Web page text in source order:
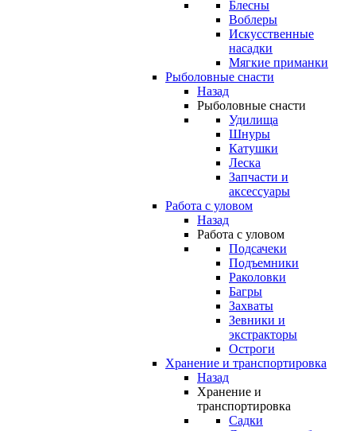
Блесны
Воблеры
Искусственные
насадки
Мягкие приманки
Рыболовные снасти
Назад
Рыболовные снасти
Удилища
Шнуры
Катушки
Леска
Запчасти и
аксессуары
Работа с уловом
Назад
Работа с уловом
Подсачеки
Подъемники
Раколовки
Багры
Захваты
Зевники и
экстракторы
Остроги
Хранение и транспортировка
Назад
Хранение и
транспортировка
Садки